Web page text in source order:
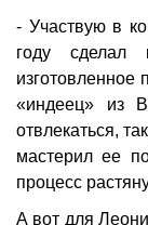
- Участвую в
году сделал
изготовленное
«индеец» из
отвлекаться,
мастерил ее
процесс
А вот для